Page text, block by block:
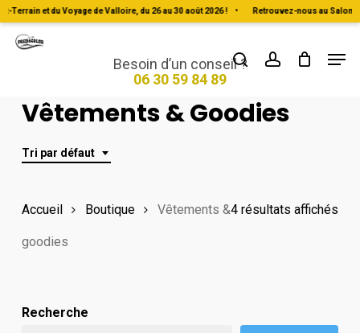
et du Voyage de Valloire, du 26 au 30 août 2026 ! Retrouvez-nous au Salon
Skip
Besoin d’un conseil ?
06 30 59 84 89
searchaccount
Vêtements & Goodies
Tri par défaut
4 résultats affichés
Accueil Boutique Vêtements &
goodies
Recherche
Close